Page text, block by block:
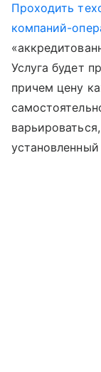
Проходить
компаний-
Услуга будет
причем цену